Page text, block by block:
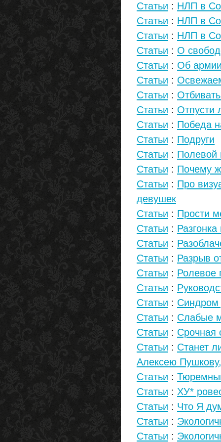
Статьи : НЛП в
Статьи : НЛП в
Статьи : НЛП в
Статьи : О
Статьи : Об
Статьи :
Статьи :
Статьи : Отпусти
Статьи : Победа
Статьи : Подруги
Статьи : Полевой
Статьи : Почему
Статьи : Про
девушек
Статьи : Прости
Статьи : Разгонка
Статьи :
Статьи : Разрыв
Статьи : Ролевое
Статьи :
Статьи :
Статьи : Слабые
Статьи : Срочная
Статьи : Станет
Алексею
Статьи :
Статьи : ХУ*
Статьи : Что Я
Статьи :
Статьи :